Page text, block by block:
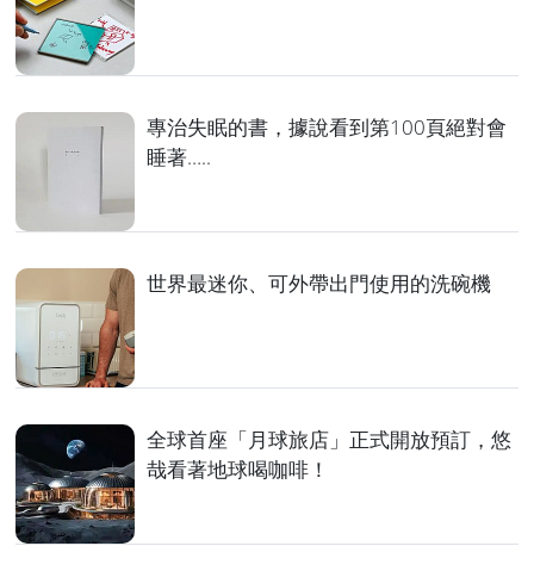
專治失眠的書，據說看到第100頁絕對會
睡著…..
世界最迷你、可外帶出門使用的洗碗機
全球首座「月球旅店」正式開放預訂，悠
哉看著地球喝咖啡！